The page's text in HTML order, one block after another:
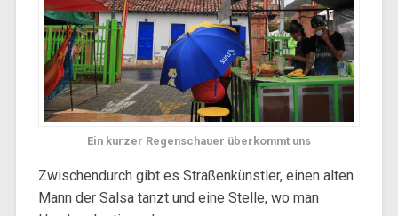
Ein kurzer Regenschauer überkommt uns
Zwischendurch gibt es Straßenkünstler, einen alten
Mann der Salsa tanzt und eine Stelle, wo man